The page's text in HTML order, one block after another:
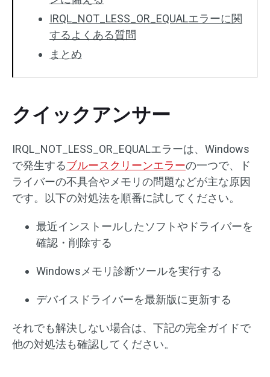
IRQL_NOT_LESS_OR_EQUALエラーに関
するよくある質問
まとめ
クイックアンサー
IRQL_NOT_LESS_OR_EQUALエラーは、Windows
で発生するブルースクリーンエラーの一つで、ド
ライバーの不具合やメモリの問題などが主な原因
です。以下の対処法を順番に試してください。
最近インストールしたソフトやドライバーを
確認・削除する
Windowsメモリ診断ツールを実行する
デバイスドライバーを最新版に更新する
それでも解決しない場合は、下記の完全ガイドで
他の対処法も確認してください。